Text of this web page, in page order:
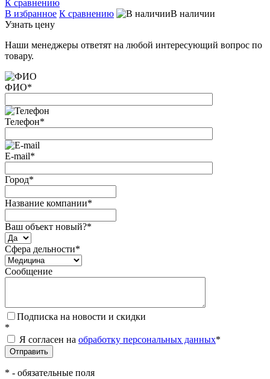
К сравнению
В избранное К сравнению
В наличии
Узнать цену
Наши менеджеры ответят на любой интересующий вопрос по
товару.
ФИО*
Телефон*
E-mail*
Город*
Название компании*
Ваш объект новый?*
Сфера дельности*
Сообщение
Подписка на новости и скидки
*
Я согласен на обработку персональных данных*
* - обязательные поля